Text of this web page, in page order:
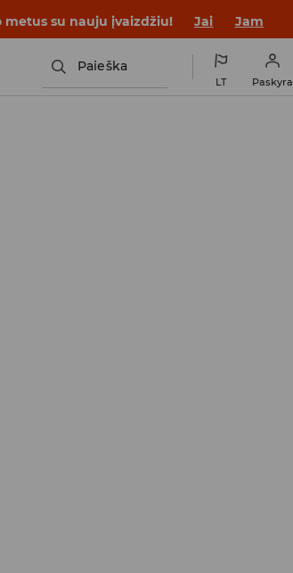
metus su nauju įvaizdžiu! Jai Jam
Paieška
LT Paskyra